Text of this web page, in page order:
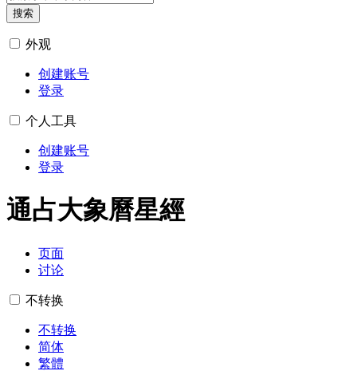
搜索
外观
创建账号
登录
个人工具
创建账号
登录
通占大象曆星經
页面
讨论
不转换
不转换
简体
繁體